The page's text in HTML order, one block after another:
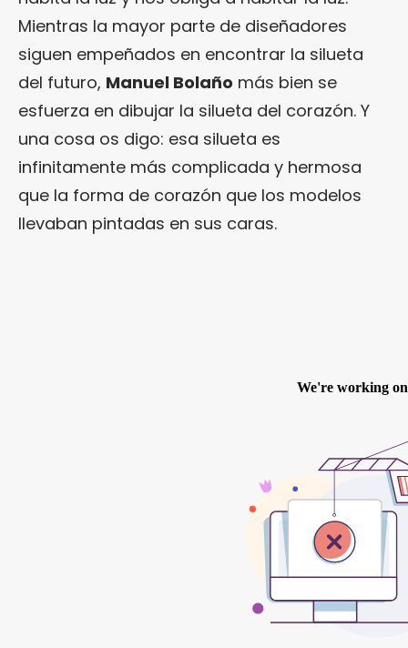
Mientras la mayor parte de diseñadores
siguen empeñados en encontrar la silueta
del futuro, Manuel Bolaño más bien se
esfuerza en dibujar la silueta del corazón. Y
una cosa os digo: esa silueta es
infinitamente más complicada y hermosa
que la forma de corazón que los modelos
llevaban pintadas en sus caras.